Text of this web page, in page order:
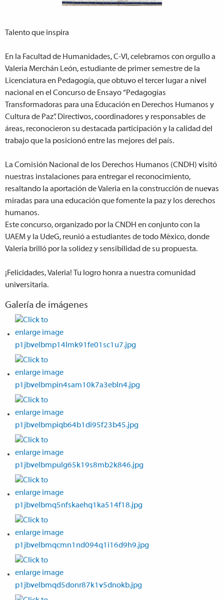
Talento que inspira
En la Facultad de Humanidades, C-VI, celebramos con orgullo a
Valeria Merchán León, estudiante de primer semestre de la
Licenciatura en Pedagogía, que obtuvo el tercer lugar a nivel
nacional en el Concurso de Ensayo “Pedagogías
Transformadoras para una Educación en Derechos Humanos y
Cultura de Paz”. Directivos, coordinadores y responsables de
áreas, reconocieron su destacada participación y la calidad del
trabajo que la posicionó entre las mejores del país.
La Comisión Nacional de los Derechos Humanos (CNDH) visitó
nuestras instalaciones para entregar el reconocimiento,
resaltando la aportación de Valeria en la construcción de nuevas
miradas para una educación que fomente la paz y los derechos
humanos.
Este concurso, organizado por la CNDH en conjunto con la
UAEM y la UdeG, reunió a estudiantes de todo México, donde
Valeria brilló por la solidez y sensibilidad de su propuesta.
¡Felicidades, Valeria! Tu logro honra a nuestra comunidad
universitaria.
Galería de imágenes